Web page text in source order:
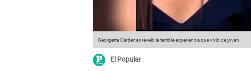
Georgette Cárdenas reveló la terrible experiencia que vivió de joven
El Popular